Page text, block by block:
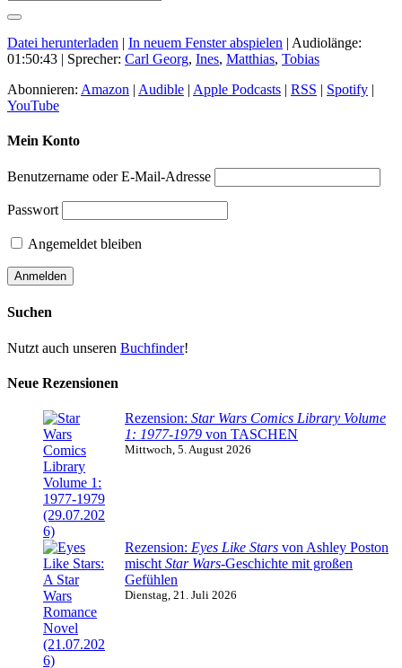
Datei herunterladen | In neuem Fenster abspielen | Audiolänge:
01:50:43 | Sprecher: Carl Georg, Ines, Matthias, Tobias
Abonnieren: Amazon | Audible | Apple Podcasts | RSS | Spotify |
YouTube
Mein Konto
Benutzername oder E-Mail-Adresse
Passwort
Angemeldet bleiben
Suchen
Nutzt auch unseren Buchfinder!
Neue Rezensionen
Rezension: Star Wars Comics Library Volume
1: 1977-1979 von TASCHEN
Mittwoch, 5. August 2026
Rezension: Eyes Like Stars von Ashley Poston
mischt Star Wars-Geschichte mit großen
Gefühlen
Dienstag, 21. Juli 2026